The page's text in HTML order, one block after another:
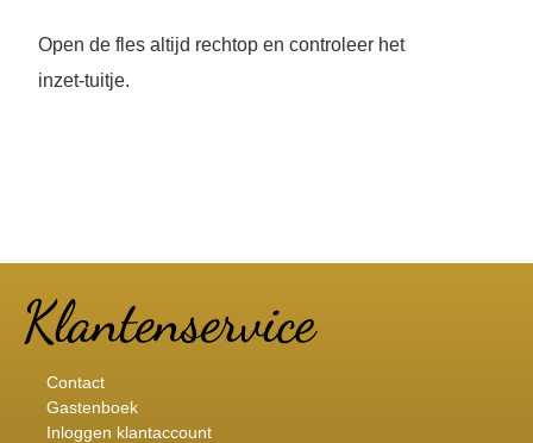
Open de fles altijd rechtop en controleer het
inzet‑tuitje.
Contact
Gastenboek
Inloggen klantaccount